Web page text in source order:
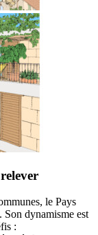
le Pays
Son dynamisme est
: